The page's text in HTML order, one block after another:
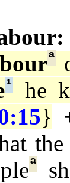
ª
¹ he
}
the
ª